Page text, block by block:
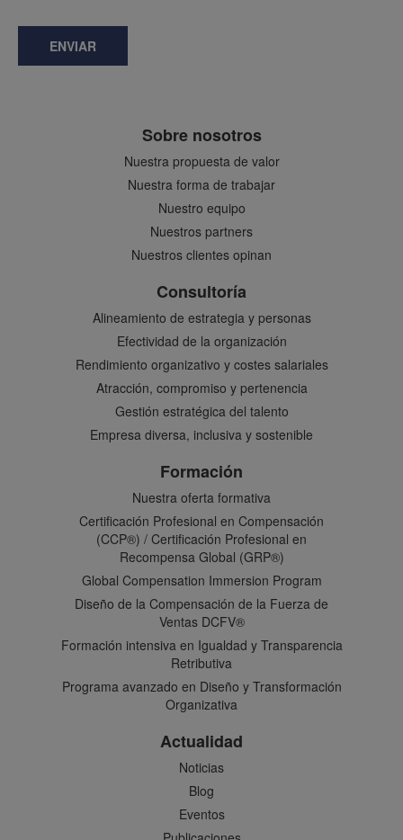
ENVIAR
Sobre nosotros
Nuestra propuesta de valor
Nuestra forma de trabajar
Nuestro equipo
Nuestros partners
Nuestros clientes opinan
Consultoría
Alineamiento de estrategia y personas
Efectividad de la organización
Rendimiento organizativo y costes salariales
Atracción, compromiso y pertenencia
Gestión estratégica del talento
Empresa diversa, inclusiva y sostenible
Formación
Nuestra oferta formativa
Certificación Profesional en Compensación
(CCP®) / Certificación Profesional en
Recompensa Global (GRP®)
Global Compensation Immersion Program
Diseño de la Compensación de la Fuerza de
Ventas DCFV®
Formación intensiva en Igualdad y Transparencia
Retributiva
Programa avanzado en Diseño y Transformación
Organizativa
Actualidad
Noticias
Blog
Eventos